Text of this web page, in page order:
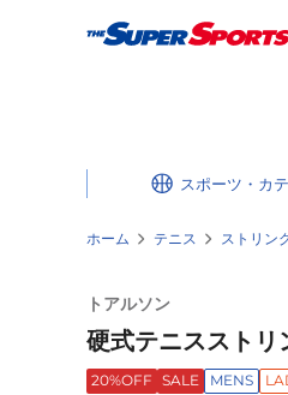
スポーツ・カ
ホーム テニス ストリン
トアルソン
硬式テニススト
20%OFF SALE MENS